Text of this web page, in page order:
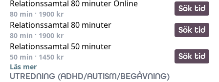
Relationssamtal 80 minuter Online
80 min · 1900 kr
Sök tid
Relationssamtal 80 minuter
80 min · 1900 kr
Sök tid
Relationssamtal 50 minuter
50 min · 1450 kr
Läs mer
Sök tid
UTREDNING (ADHD/AUTISM/BEGÅVNING)